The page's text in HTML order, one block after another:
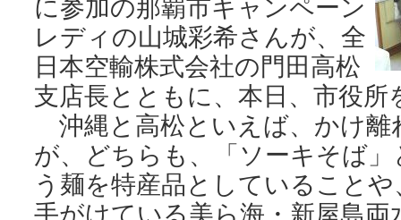
に参加の那覇市キャンペーン
レディの山城彩希さんが、全
日本空輸株式会社の門田高松
支店長とともに、本日、市役
沖縄と高松といえば、かけ離
が、どちらも、「ソーキそば
う麺を特産品としていること
手がけている美ら海・新屋島